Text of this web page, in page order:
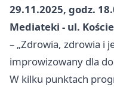
29.11.2025, godz.
Mediateki - ul.
– „Zdrowia, zdrowia i
improwizowany dla
W kilku punktach